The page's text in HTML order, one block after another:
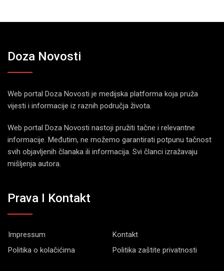
Doza Novosti
Web portal Doza Novosti je medijska platforma koja pruža
vijesti i informacije iz raznih područja života.
Web portal Doza Novosti nastoji pružiti tačne i relevantne
informacije. Međutim, ne možemo garantirati potpunu tačnost
svih objavljenih članaka ili informacija. Svi članci izražavaju
mišljenja autora.
Prava I Kontakt
Impressum
Kontakt
Politika o kolačićima
Politika zaštite privatnosti